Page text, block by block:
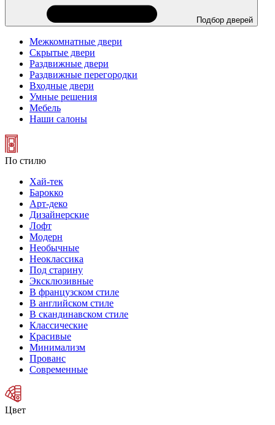
Подбор дверей
Межкомнатные двери
Скрытые двери
Раздвижные двери
Раздвижные перегородки
Входные двери
Умные решения
Мебель
Наши салоны
По стилю
Хай-тек
Барокко
Арт-деко
Дизайнерские
Лофт
Модерн
Необычные
Неоклассика
Под старину
Эксклюзивные
В французском стиле
В английском стиле
В скандинавском стиле
Классические
Красивые
Минимализм
Прованс
Современные
Цвет